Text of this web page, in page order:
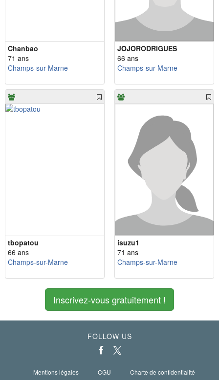
Chanbao
71 ans
Champs-sur-Marne
JOJORODRIGUES
66 ans
Champs-sur-Marne
tbopatou
66 ans
Champs-sur-Marne
isuzu1
71 ans
Champs-sur-Marne
Inscrivez-vous gratuitement !
FOLLOW US
Mentions légales CGU Charte de confidentialité